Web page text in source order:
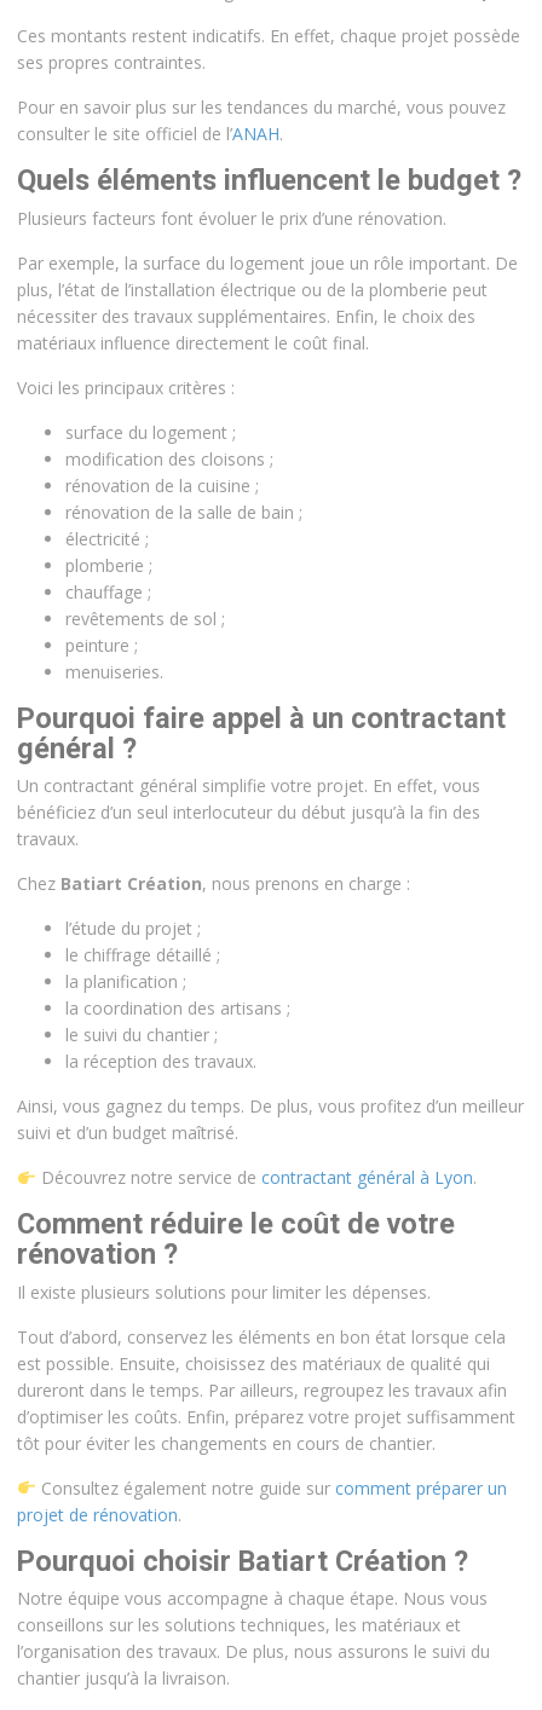
Ces montants restent indicatifs. En effet, chaque projet possède
ses propres contraintes.
Pour en savoir plus sur les tendances du marché, vous pouvez
consulter le site officiel de l’ANAH.
Quels éléments influencent le budget ?
Plusieurs facteurs font évoluer le prix d’une rénovation.
Par exemple, la surface du logement joue un rôle important. De
plus, l’état de l’installation électrique ou de la plomberie peut
nécessiter des travaux supplémentaires. Enfin, le choix des
matériaux influence directement le coût final.
Voici les principaux critères :
surface du logement ;
modification des cloisons ;
rénovation de la cuisine ;
rénovation de la salle de bain ;
électricité ;
plomberie ;
chauffage ;
revêtements de sol ;
peinture ;
menuiseries.
Pourquoi faire appel à un contractant
général ?
Un contractant général simplifie votre projet. En effet, vous
bénéficiez d’un seul interlocuteur du début jusqu’à la fin des
travaux.
Chez Batiart Création, nous prenons en charge :
l’étude du projet ;
le chiffrage détaillé ;
la planification ;
la coordination des artisans ;
le suivi du chantier ;
la réception des travaux.
Ainsi, vous gagnez du temps. De plus, vous profitez d’un meilleur
suivi et d’un budget maîtrisé.
Découvrez notre service de contractant général à Lyon.
Comment réduire le coût de votre
rénovation ?
Il existe plusieurs solutions pour limiter les dépenses.
Tout d’abord, conservez les éléments en bon état lorsque cela
est possible. Ensuite, choisissez des matériaux de qualité qui
dureront dans le temps. Par ailleurs, regroupez les travaux afin
d’optimiser les coûts. Enfin, préparez votre projet suffisamment
tôt pour éviter les changements en cours de chantier.
Consultez également notre guide sur comment préparer un
projet de rénovation.
Pourquoi choisir Batiart Création ?
Notre équipe vous accompagne à chaque étape. Nous vous
conseillons sur les solutions techniques, les matériaux et
l’organisation des travaux. De plus, nous assurons le suivi du
chantier jusqu’à la livraison.